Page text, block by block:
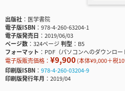
出版社
医学書院
電子版ISBN
978-4-260-63204-1
電子版発売日
2019/06/03
ページ数
324ページ判型
B5
フォーマット
PDF（パソコンへのダウンロー
電子版販売価格： ¥9,900(本体¥9,000＋税
印刷版ISBN
978-4-260-03204-9
印刷版発行年月
2019/04